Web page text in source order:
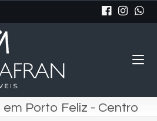
em Porto Feliz - Centro